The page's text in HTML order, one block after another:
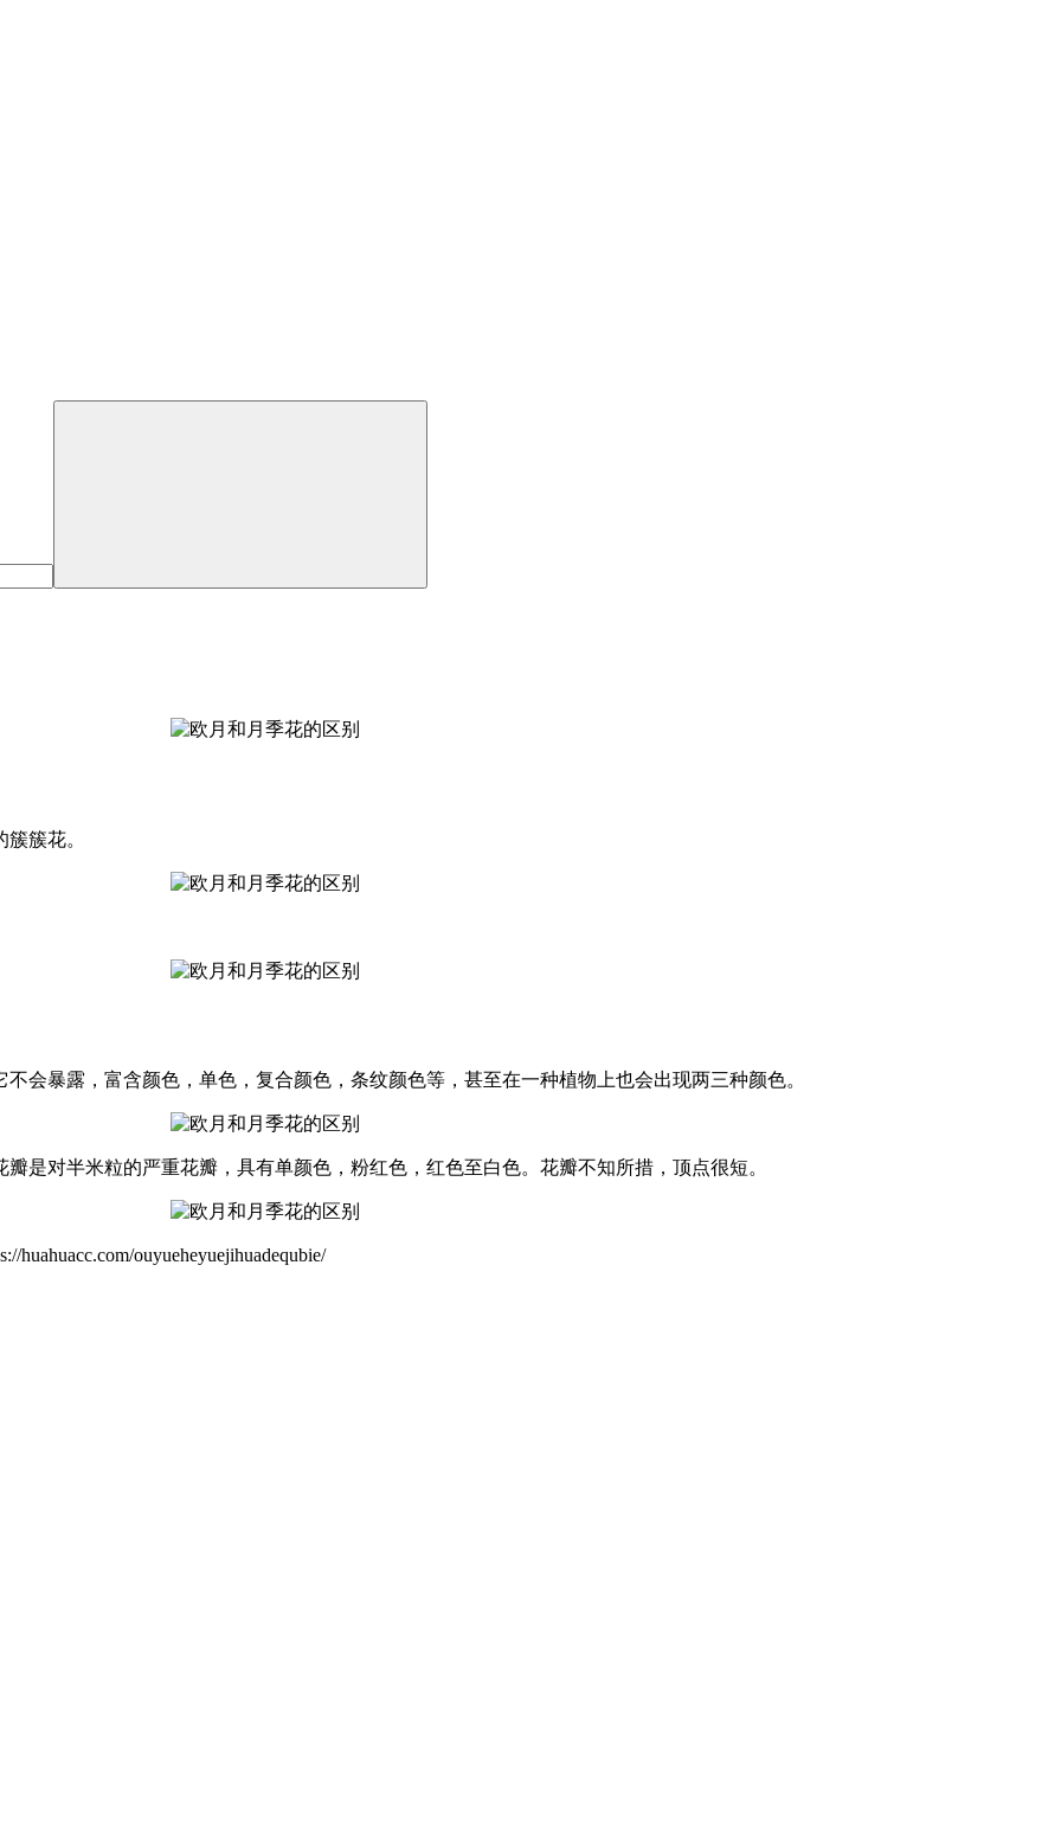
簇花。
会暴露，富含颜色，单色，复合颜色，条纹颜色等，甚至在一种植物上也会出现两三种颜色。
是对半米粒的严重花瓣，具有单颜色，粉红色，红色至白色。花瓣不知所措，顶点很短。
ouyueheyuejihuadequbie/